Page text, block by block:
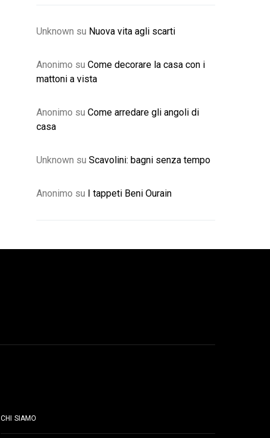
Unknown su Nuova vita agli scarti
Anonimo su Come decorare la casa con i
mattoni a vista
Anonimo su Come arredare gli angoli di
casa
Unknown su Scavolini: bagni senza tempo
Anonimo su I tappeti Beni Ourain
CHI SIAMO